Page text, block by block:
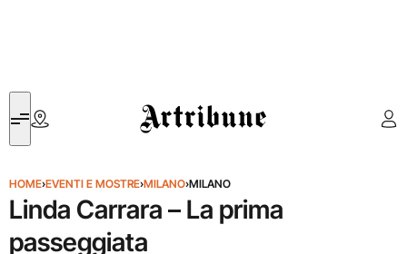
Artribune
HOME›EVENTI E MOSTRE›MILANO›MILANO
Linda Carrara – La prima
passeggiata